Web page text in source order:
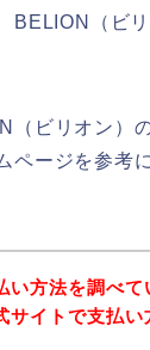
BELION（ビ
（ビリオン）
ページを参考
方法を調べて
イトで支払い